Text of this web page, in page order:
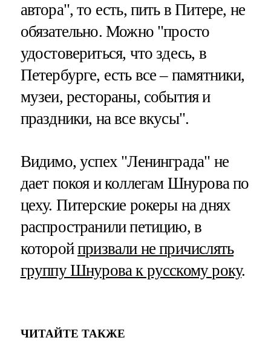
автора", то есть, пить в Питере, не
обязательно. Можно "просто
удостовериться, что здесь, в
Петербурге, есть все – памятники,
музеи, рестораны, события и
праздники, на все вкусы".
Видимо, успех "Ленинграда" не
дает покоя и коллегам Шнурова по
цеху. Питерские рокеры на днях
распространили петицию, в
которойпризвали не причислять
группу Шнурова к русскому року.
ЧИТАЙТЕ ТАКЖЕ